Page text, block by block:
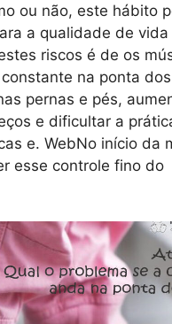
ou não, este hábito
a qualidade de vida
riscos é de os
na ponta
pernas e pés,
e dificultar a
e. WebNo início da
esse controle fino do